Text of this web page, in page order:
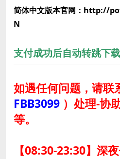
简体中文版本官网：http://
N
支付成功后自动转跳下
如遇任何问题，请联
FBB3099 ） 处理-协
等。
【08:30-23:30】深